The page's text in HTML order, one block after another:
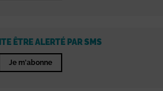
ÊTRE ALERTÉ PAR SMS
Je m'abonne